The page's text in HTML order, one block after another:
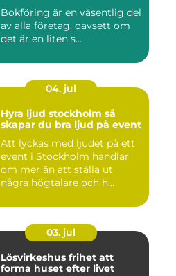
Bokföring är en väsentlig del
av alla företag, oavsett om
det är en liten s...
04. jul
Hyra ljud stockholm så
skapar du bra ljud på event
Att lyckas med ljudet på ett
event i Stockholm handlar
om mer än att ställa ut
några högtalare och h...
03. jul
Lösvirkeshus frihet att
forma huset efter livet